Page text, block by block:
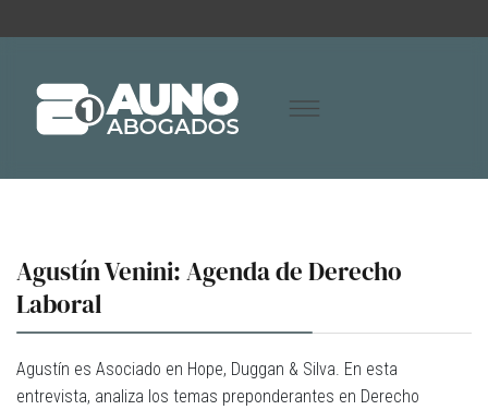
Agustín Venini: Agenda de Derecho
Laboral
Agustín es Asociado en Hope, Duggan & Silva. En esta
entrevista, analiza los temas preponderantes en Derecho